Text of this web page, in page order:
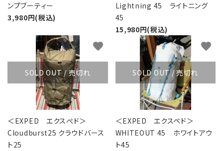
ンプブーティー
3,980円(税込)
Lightning 45 ライトニング
45
15,980円(税込)
SOLD OUT / 売切れ
＜EXPED エクスぺド＞
Cloudburst25 クラウドバース
ト25
favorite
SOLD OUT / 売切れ
＜EXPED エクスペド＞
WHITEOUT 45 ホワイトアウ
ト45
favorite